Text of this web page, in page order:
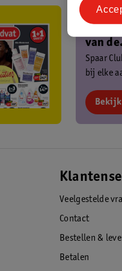
Ben
van de
Club?
Spaar
bij elke
Veelgestelde
Contact
Bestellen &
Betalen